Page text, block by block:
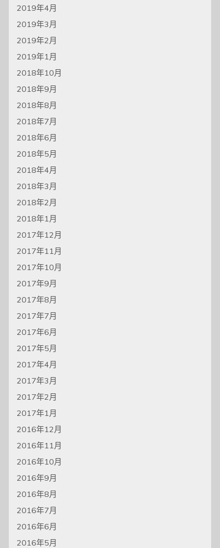
2019年4月
2019年3月
2019年2月
2019年1月
2018年10月
2018年9月
2018年8月
2018年7月
2018年6月
2018年5月
2018年4月
2018年3月
2018年2月
2018年1月
2017年12月
2017年11月
2017年10月
2017年9月
2017年8月
2017年7月
2017年6月
2017年5月
2017年4月
2017年3月
2017年2月
2017年1月
2016年12月
2016年11月
2016年10月
2016年9月
2016年8月
2016年7月
2016年6月
2016年5月